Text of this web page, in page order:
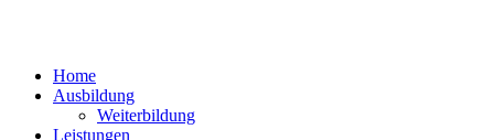
Home
Ausbildung
Weiterbildung
Leistungen